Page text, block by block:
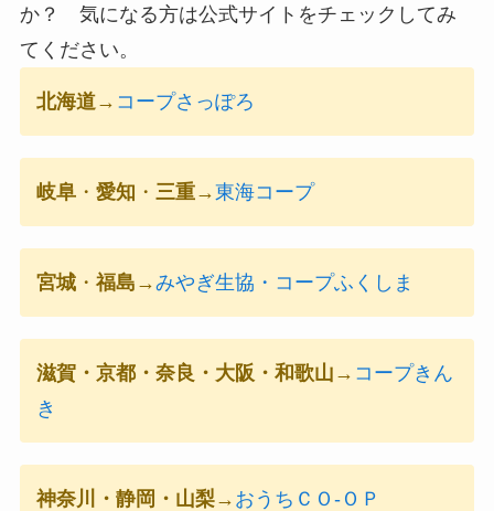
か？ 気になる方は公式サイトをチェックしてみ
てください。
北海道→ コープさっぽろ
岐阜・ 愛知 ・ 三重→東海コープ
宮城・ 福島 →みやぎ生協・コープふくしま
滋賀・京都・奈良・大阪・和歌山 → コープきん
き
神奈川・静岡・山梨→ おうちＣＯ-ＯＰ